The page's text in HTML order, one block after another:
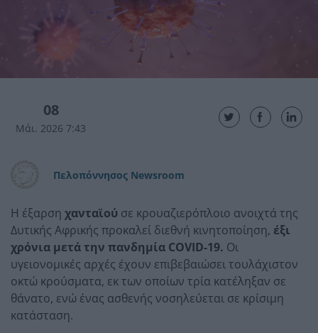
08
Μάι. 2026 7:43
Πελοπόννησος Newsroom
Η έξαρση χανταϊού σε κρουαζιερόπλοιο ανοιχτά της
Δυτικής Αφρικής προκαλεί διεθνή κινητοποίηση, έξι
χρόνια μετά την πανδημία COVID-19. Οι
υγειονομικές αρχές έχουν επιβεβαιώσει τουλάχιστον
οκτώ κρούσματα, εκ των οποίων τρία κατέληξαν σε
θάνατο, ενώ ένας ασθενής νοσηλεύεται σε κρίσιμη
κατάσταση.